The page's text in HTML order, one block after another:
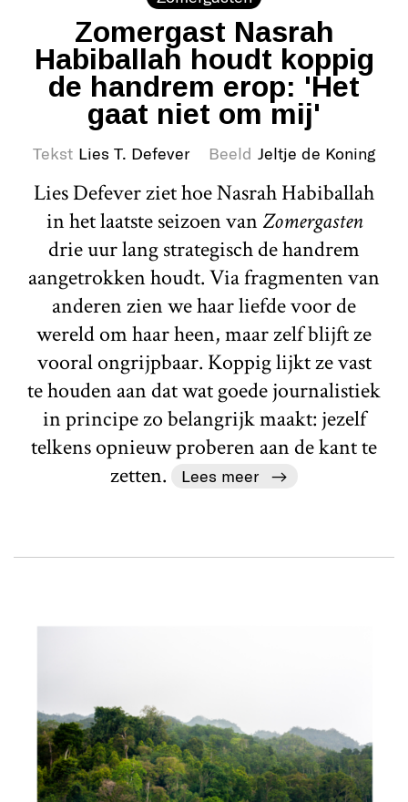
Zomergast Nasrah
Habiballah houdt koppig
de handrem erop: 'Het
gaat niet om mij'
Tekst Lies T. Defever Beeld Jeltje de Koning
Lies Defever ziet hoe Nasrah Habiballah
in het laatste seizoen vanZomergasten
drie uur lang strategisch de handrem
aangetrokken houdt. Via fragmenten van
anderen zien we haar liefde voor de
wereld om haar heen, maar zelf blijft ze
vooral ongrijpbaar. Koppig lijkt ze vast
te houden aan dat wat goede journalistiek
in principe zo belangrijk maakt: jezelf
telkens opnieuw proberen aan de kant te
zetten.
Lees meer